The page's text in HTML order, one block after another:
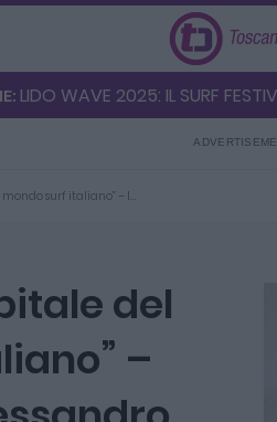
LIDO WAVE 2025: IL SURF
surf italiano” – I…
del
–